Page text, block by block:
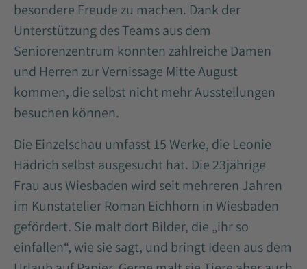
besondere Freude zu machen. Dank der
Unterstützung des Teams aus dem
Seniorenzentrum konnten zahlreiche Damen
und Herren zur Vernissage Mitte August
kommen, die selbst nicht mehr Ausstellungen
besuchen können.
Die Einzelschau umfasst 15 Werke, die Leonie
Hädrich selbst ausgesucht hat. Die 23jährige
Frau aus Wiesbaden wird seit mehreren Jahren
im Kunstatelier Roman Eichhorn in Wiesbaden
gefördert. Sie malt dort Bilder, die „ihr so
einfallen“, wie sie sagt, und bringt Ideen aus dem